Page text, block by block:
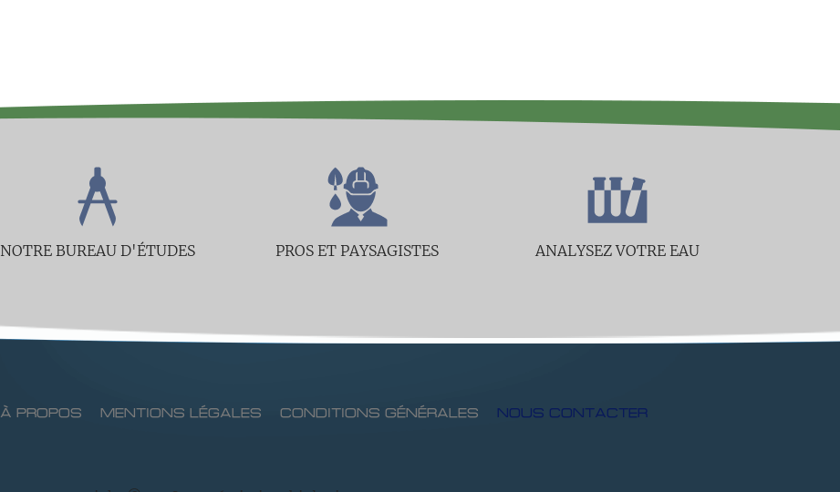
NOTRE BUREAU D'ÉTUDES PROS ET PAYSAGISTES ANALYSEZ VOTRE EAU
À PROPOS MENTIONS LÉGALES CONDITIONS GÉNÉRALES NOUS CONTACTER